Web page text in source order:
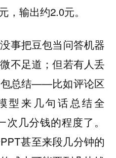
，输出约2.0元。
事把豆包当问答机器
不足道；但若有人丢
总结——比如评论区
型来几句话总结全
几分钱的程度了。
甚至来段几分钟的